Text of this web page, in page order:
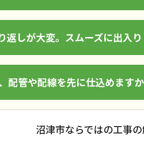
返しが大変。スムーズに出入り
配管や配線を先に仕込めますか
沼津市ならではの工事